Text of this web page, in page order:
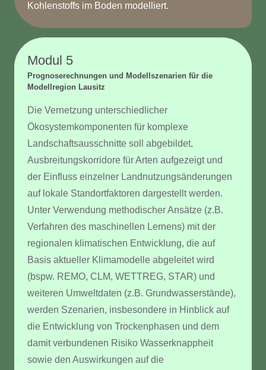
Kohlenstoffs im Boden modelliert.
Modul 5
Prognoserechnungen und Modellszenarien für die
Modellregion Lausitz
Die Vernetzung unterschiedlicher
Ökosystemkomponenten für komplexe
Landschaftsausschnitte soll abgebildet,
Ausbreitungskorridore für Arten aufgezeigt und
der Einfluss einzelner Landnutzungsänderungen
auf lokale Standortfaktoren dargestellt werden.
Unter Verwendung methodischer Ansätze (z.B.
Verfahren des maschinellen Lernens) mit der
regionalen klimatischen Entwicklung, die auf
Basis aktueller Klimamodelle abgeleitet wird
(bspw. REMO, CLM, WETTREG, STAR) und
weiteren Umweltdaten (z.B. Grundwasserstände),
werden Szenarien, insbesondere in Hinblick auf
die Entwicklung von Trockenphasen und dem
damit verbundenen Risiko Wasserknappheit
sowie den Auswirkungen auf die